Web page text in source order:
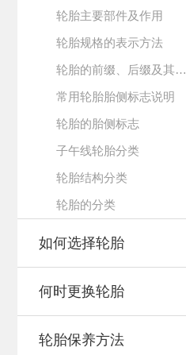
轮胎主要部件及作用
轮胎规格的表示方法
轮胎的前缀、后缀及其…
常用轮胎胎侧标志说明
轮胎的胎侧标志
子午线轮胎分类
轮胎结构分类
轮胎的分类
如何选择轮胎
何时更换轮胎
轮胎保养方法